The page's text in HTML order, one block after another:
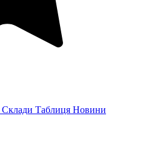
Склади Таблиця Новини